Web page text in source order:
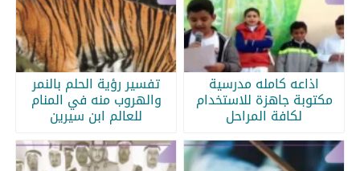
اذاعه كامله مدرسية
مكتوبة جاهزة للاستخدام
لكافة المراحل
تفسير رؤية الحلم بالنمر
والهروب منه في المنام
للعالم ابن سيرين